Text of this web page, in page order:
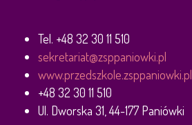
Tel. +48 32 30 11 510
sekretariat@zsppaniowki.pl
www.przedszkole.zsppaniowki.pl
+48 32 30 11 510
Ul. Dworska 31, 44-177 Paniówki